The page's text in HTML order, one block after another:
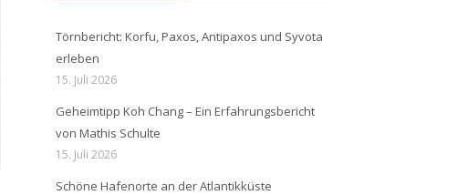
Törnbericht: Korfu, Paxos, Antipaxos und Syvota
erleben
15. Juli 2026
Geheimtipp Koh Chang – Ein Erfahrungsbericht
von Mathis Schulte
15. Juli 2026
Schöne Hafenorte an der Atlantikküste